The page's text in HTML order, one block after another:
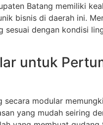
Batang memiliki
bisnis di daerah ini.
sesuai dengan kondisi
untuk
secara modular
yang mudah seiring